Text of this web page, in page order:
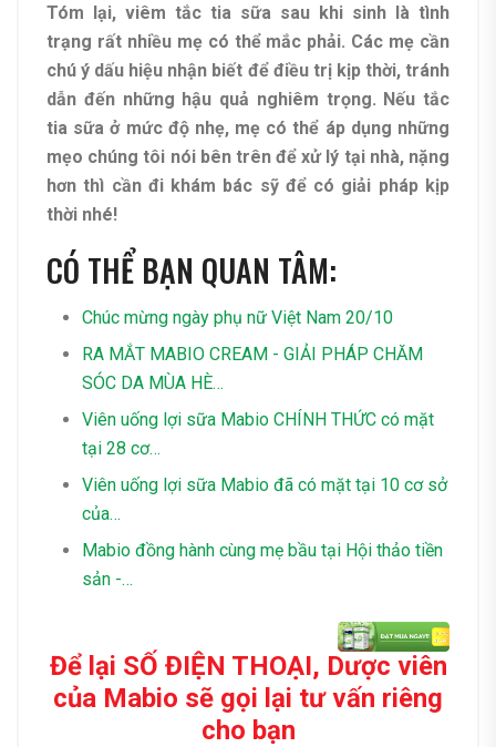
Tóm lại, viêm tắc tia sữa sau khi sinh là tình
trạng rất nhiều mẹ có thể mắc phải. Các mẹ cần
chú ý dấu hiệu nhận biết để điều trị kịp thời, tránh
dẫn đến những hậu quả nghiêm trọng. Nếu tắc
tia sữa ở mức độ nhẹ, mẹ có thể áp dụng những
mẹo chúng tôi nói bên trên để xử lý tại nhà, nặng
hơn thì cần đi khám bác sỹ để có giải pháp kịp
thời nhé!
CÓ THỂ BẠN QUAN TÂM:
Chúc mừng ngày phụ nữ Việt Nam 20/10
RA MẮT MABIO CREAM - GIẢI PHÁP CHĂM
SÓC DA MÙA HÈ…
Viên uống lợi sữa Mabio CHÍNH THỨC có mặt
tại 28 cơ…
Viên uống lợi sữa Mabio đã có mặt tại 10 cơ sở
của…
Mabio đồng hành cùng mẹ bầu tại Hội thảo tiền
sản -…
Để lại SỐ ĐIỆN THOẠI, Dược viên
của Mabio sẽ gọi lại tư vấn riêng
cho bạn